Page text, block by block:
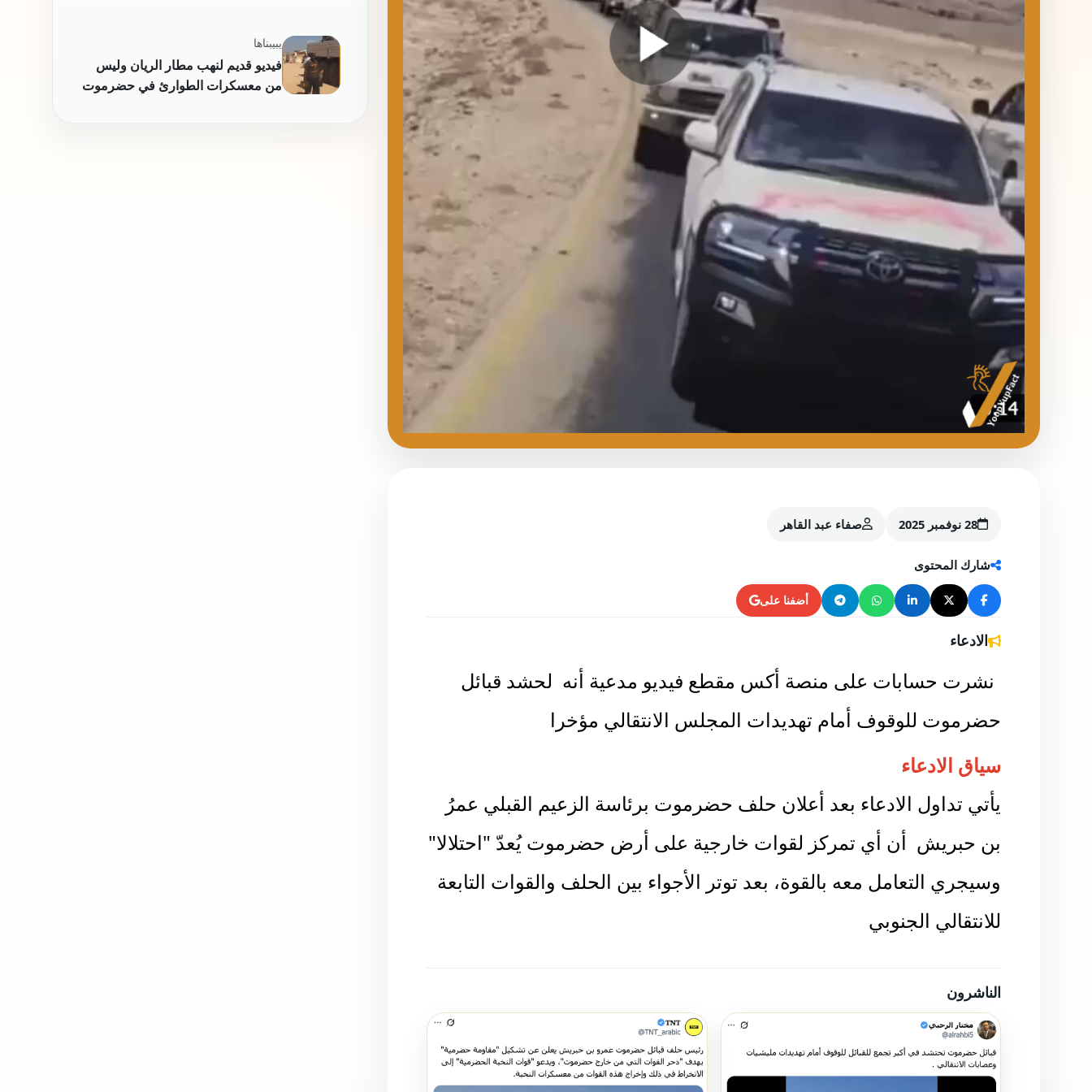
شارك المحتوى
أضفنا على
نشرت حسابات على منصة أكس مقطع فيديو مدعية أنه لحشد قبائل
حضرموت للوقوف أمام تهديدات المجلس الانتقالي مؤخرا
سياق الادعاء
يأتي تداول الادعاء بعد أعلان حلف حضرموت برئاسة الزعيم القبلي عمرُ
بن حبريش أن أي تمركز لقوات خارجية على أرض حضرموت يُعدّ "احتلالا"
وسيجري التعامل معه بالقوة، بعد توتر الأجواء بين الحلف والقوات التابعة
للانتقالي الجنوبي
الناشرون
يبيبناها
فيديو قديم لنهب مطار الريان وليس